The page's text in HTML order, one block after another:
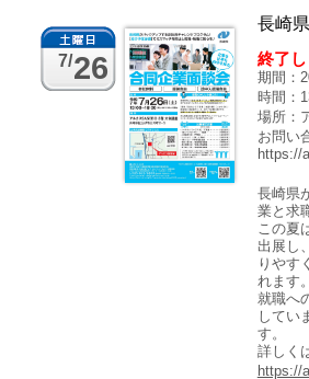
7/26
長崎
終了
期間：
時間：
場所：
お問い
https://
長崎県
業と求
この夏
出展し
りやす
れます。
就職へ
してい
す。
詳しく
https://